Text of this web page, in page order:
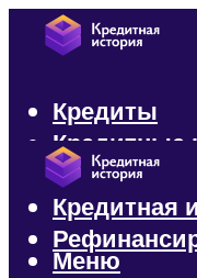
Кредиты
Кредитные
Микрозаймы
Кредитная
Меню